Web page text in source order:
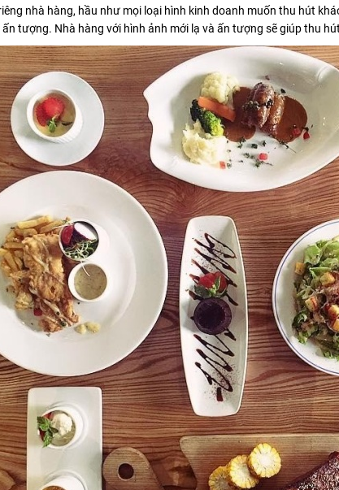
nhà hàng, hầu như mọi loại hình kinh doanh muốn thu hút
tượng. Nhà hàng với hình ảnh mới lạ và ấn tượng sẽ giúp thu